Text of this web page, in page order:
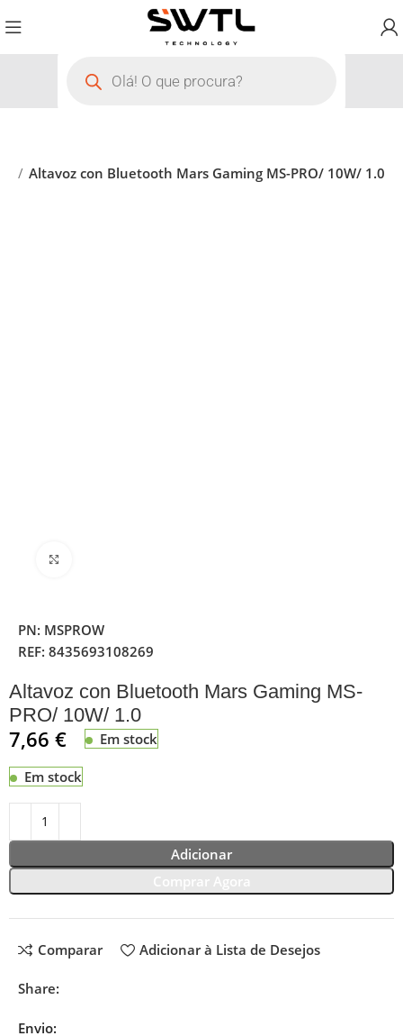
Altavoz con Bluetooth Mars Gaming MS-PRO/ 10W/ 1.0
PN: MSPROW
REF:8435693108269
Altavoz con Bluetooth Mars Gaming MS-
PRO/ 10W/ 1.0
7,66€ Em stock
Em stock
Adicionar
Comparar Adicionar à Lista de Desejos
Share:
Envio: